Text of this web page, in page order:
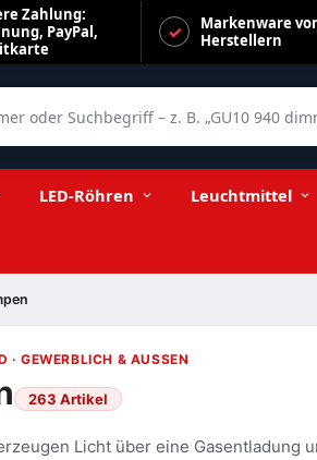
Zahlung:
PayPal,
Markenware
Herstellern
LED-Röhren Leuchtmittel
GEWERBLICH & AUSSEN
263 Artikel
Licht über eine